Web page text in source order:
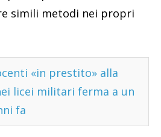
simili metodi nei propri
«in prestito» alla
licei militari ferma a un
fa